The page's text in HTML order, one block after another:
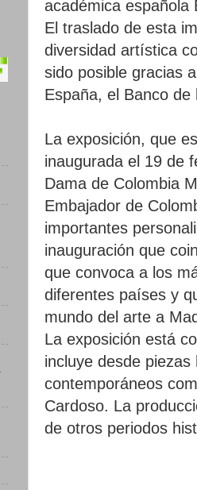
académica española
El traslado de esta
diversidad artística
sido posible gracias
España, el Banco
La exposición, que
inaugurada el 19 de
Dama de Colombia
Embajador de
importantes
inauguración que
que convoca a los
diferentes países y
mundo del arte a
La exposición está
incluye desde
contemporáneos
Cardoso. La
de otros periodos